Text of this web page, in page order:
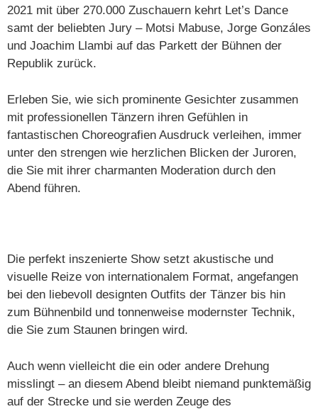
2021 mit über 270.000 Zuschauern kehrt Let’s Dance
samt der beliebten Jury – Motsi Mabuse, Jorge Gonzáles
und Joachim Llambi auf das Parkett der Bühnen der
Republik zurück.
Erleben Sie, wie sich prominente Gesichter zusammen
mit professionellen Tänzern ihren Gefühlen in
fantastischen Choreografien Ausdruck verleihen, immer
unter den strengen wie herzlichen Blicken der Juroren,
die Sie mit ihrer charmanten Moderation durch den
Abend führen.
Die perfekt inszenierte Show setzt akustische und
visuelle Reize von internationalem Format, angefangen
bei den liebevoll designten Outfits der Tänzer bis hin
zum Bühnenbild und tonnenweise modernster Technik,
die Sie zum Staunen bringen wird.
Auch wenn vielleicht die ein oder andere Drehung
misslingt – an diesem Abend bleibt niemand punktemäßig
auf der Strecke und sie werden Zeuge des